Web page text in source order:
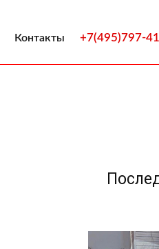
Контакты +7(495)797-